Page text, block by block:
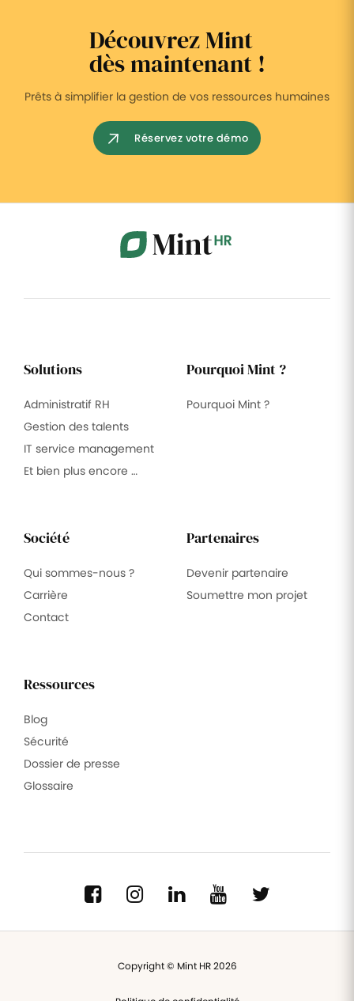
Découvrez Mint
dès maintenant !
Prêts à simplifier la gestion de vos ressources humaines
Réservez votre démo
Solutions
Administratif RH
Gestion des talents
IT service management
Et bien plus encore …
Pourquoi Mint ?
Pourquoi Mint ?
Société
Qui sommes-nous ?
Carrière
Contact
Partenaires
Devenir partenaire
Soumettre mon projet
Ressources
Blog
Sécurité
Dossier de presse
Glossaire
Copyright © Mint HR 2026